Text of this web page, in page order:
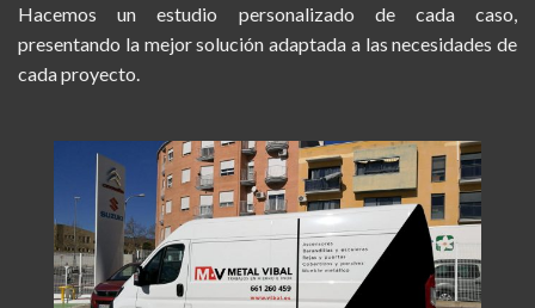
Hacemos un estudio personalizado de cada caso,
presentando la mejor solución adaptada a las necesidades de
cada proyecto.